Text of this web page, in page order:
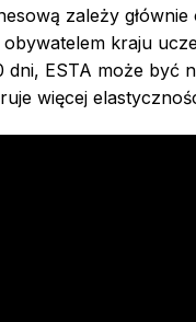
zależy
kraju
ESTA może być
więcej